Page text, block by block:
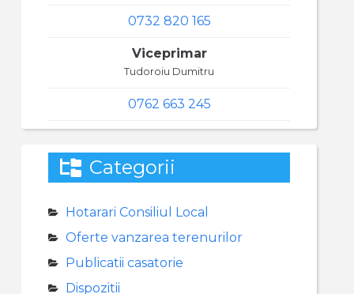
0732 820 165
Viceprimar
Tudoroiu Dumitru
0762 663 245
Categorii
Hotarari Consiliul Local
Oferte vanzarea terenurilor
Publicatii casatorie
Dispozitii